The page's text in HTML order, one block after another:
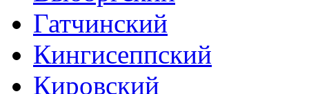
Гатчинский
Кингисеппский
Кировский